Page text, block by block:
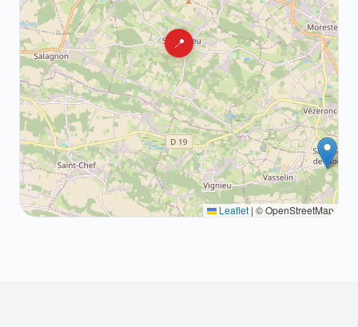
📍
Leaflet | © OpenStreetMap